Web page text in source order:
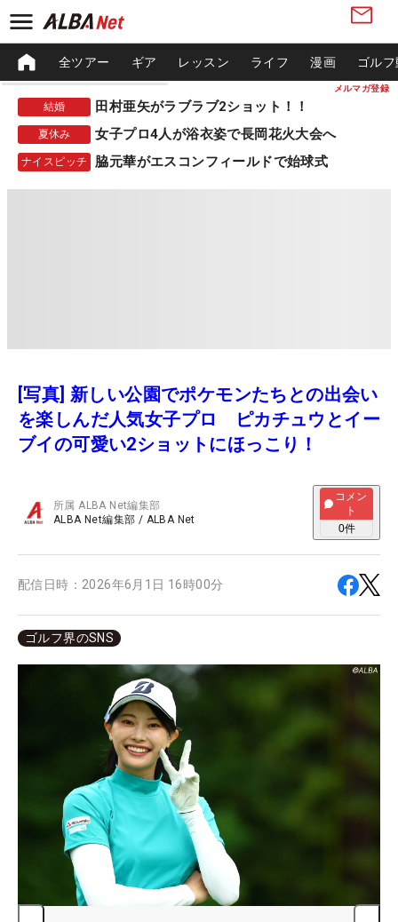
メルマガ登録
全ツアー ギア レッスン ライフ 漫画 ゴル
結婚 田村亜矢がラブラブ2ショット！！
夏休み 女子プロ4人が浴衣姿で長岡花火大会へ
ナイスピッチ 脇元華がエスコンフィールドで始球式
[写真] 新しい公園でポケモンたちとの出会い
を楽しんだ人気女子プロ ピカチュウとイー
ブイの可愛い2ショットにほっこり！
所属ALBA Net編集部
ALBA Net編集部 / ALBA Net
コメン
ト
0件
配信日時： 2026年6月1日 16時00分
ゴルフ界のSNS